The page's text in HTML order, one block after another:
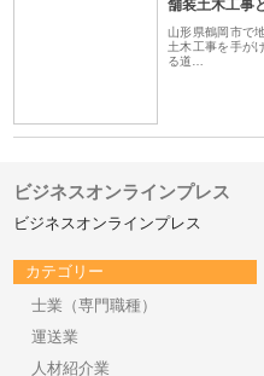
舗装土木工事
山形県鶴岡市で
土木工事を手が
る道…
ビジネスオンラインプレス
ビジネスオンラインプレス
カテゴリー
士業（専門職種）
運送業
人材紹介業